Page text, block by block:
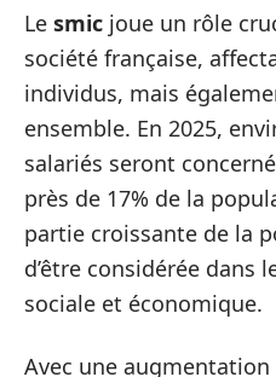
Le smic joue un rôle
société française,
individus, mais
ensemble. En 2025,
salariés seront
près de 17% de la
partie croissante de la
d’être considérée dans
sociale et économique.
Avec une augmentation